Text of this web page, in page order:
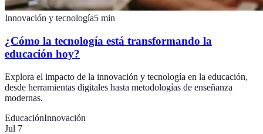
Innovación y tecnología5 min
¿Cómo la tecnología está transformando la
educación hoy?
Explora el impacto de la innovación y tecnología en la educación,
desde herramientas digitales hasta metodologías de enseñanza
modernas.
EducaciónInnovación
Jul 7